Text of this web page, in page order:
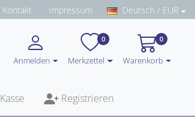
Kontakt Impressum Deutsch / EUR
Anmelden Merkzettel
0
Warenkorb
0
Kasse Registrieren